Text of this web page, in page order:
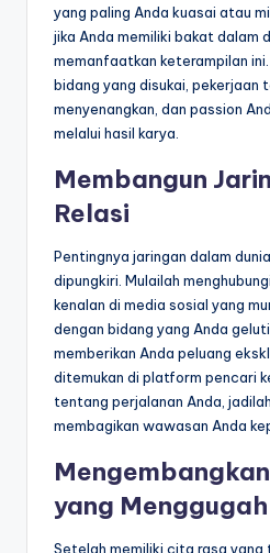
yang paling Anda kuasai atau
jika Anda memiliki bakat dalam
memanfaatkan keterampilan
bidang yang disukai, pekerjaan
menyenangkan, dan passion
melalui hasil karya.
Membangun
Relasi
Pentingnya jaringan dalam
dipungkiri. Mulailah
kenalan di media sosial yang
dengan bidang yang Anda
memberikan Anda peluang
ditemukan di platform pencari
tentang perjalanan Anda,
membagikan wawasan Anda
yang
Setelah memiliki cita rasa